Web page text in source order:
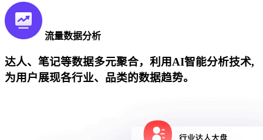
流量数据分析
达人、笔记等数据多元聚合，利用AI智能分析技术,
为用户展现各行业、品类的数据趋势。